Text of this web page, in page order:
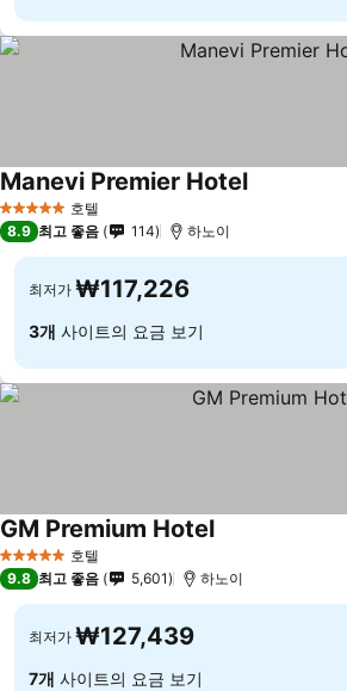
5 성급 호텔
Manevi Premier Hotel
8.9 최고 좋음 114 하노이
최저가 ₩117,226
3개 사이트의 요금 보기
5 성급 호텔
GM Premium Hotel
9.8 최고 좋음 5,601 하노이
최저가 ₩127,439
7개 사이트의 요금 보기